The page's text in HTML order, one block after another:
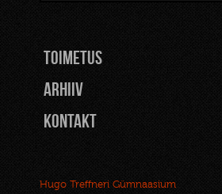
TOIMETUS
Arhiiv
Kontakt
Hugo Treffneri Gümnaasium